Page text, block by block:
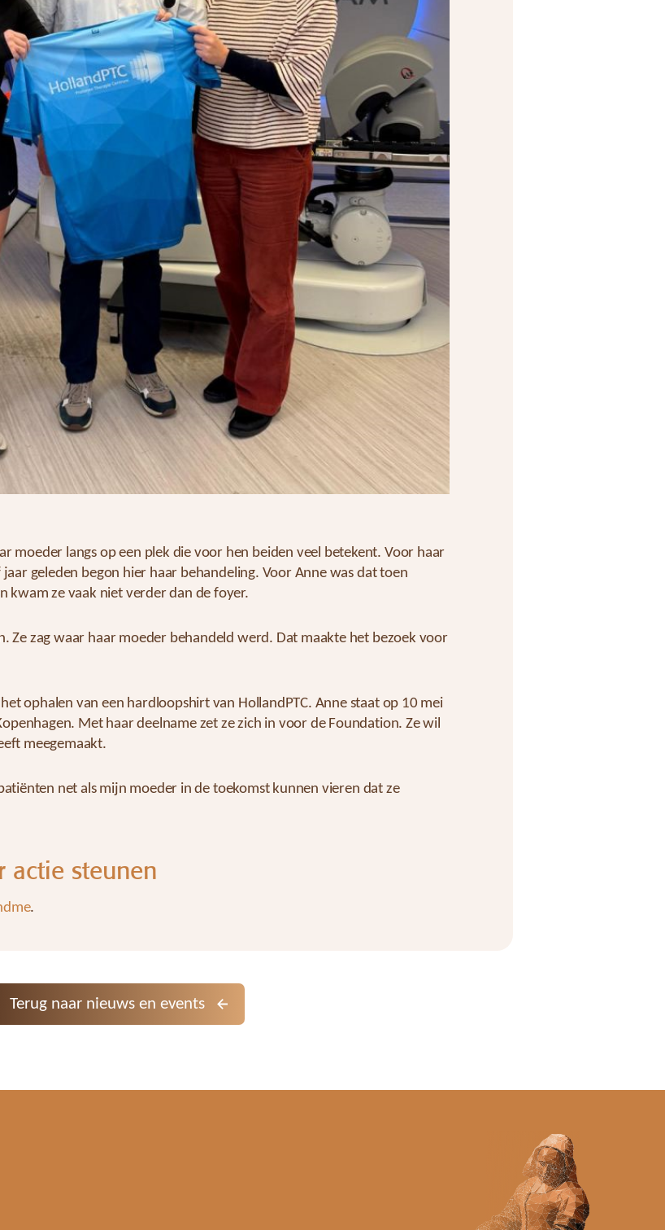
moeder langs op een plek die voor hen beiden veel betekent. Voor haar
geleden begon hier haar behandeling. Voor Anne was dat toen
kwam ze vaak niet verder dan de foyer.
Ze zag waar haar moeder behandeld werd. Dat maakte het bezoek voor
ophalen van een hardloopshirt van HollandPTC. Anne staat op 10 mei
Met haar deelname zet ze zich in voor de Foundation. Ze wil
meegemaakt.
net als mijn moeder in de toekomst kunnen vieren dat ze
actie steunen
.
Terug naar nieuws en events